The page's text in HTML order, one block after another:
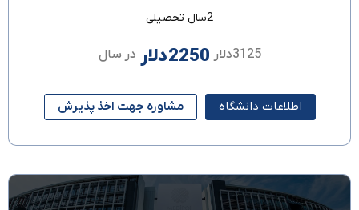
2سال تحصیلی
3125دلار 2250دلار در سال
اطلاعات دانشگاه مشاوره جهت اخذ پذیرش